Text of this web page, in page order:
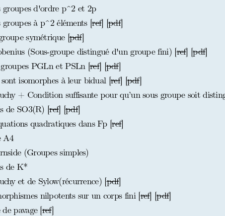
groupes d'ordre p^2 et 2p
groupes à p^2 éléments [ref] [pdf]
symétrique [pdf]
(Sous-groupe distingué d'un groupe fini) [ref] [pdf]
PGLn et PSLn [ref] [pdf]
isomorphes à leur bidual [ref] [pdf]
+ Condition suffisante pour qu’un sous groupe soit
de SO3(R) [ref] [pdf]
quadratiques dans Fp [ref]
A4
(Groupes simples)
de K*
et de Sylow(récurrence) [pdf]
nilpotents sur un corps fini [ref] [pdf]
pavage [ref]